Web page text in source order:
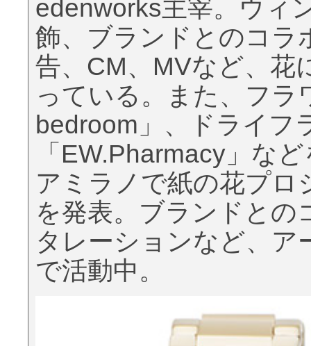
edenworks主宰。ウィ
飾、ブランドとのコラ
告、CM、MVなど、花
っている。また、フラ
bedroom」、ドライフ
「EW.Pharmacy」な
アミラノで紙の花プロ
を発表。ブランドとの
タレーションなど、ア
で活動中。